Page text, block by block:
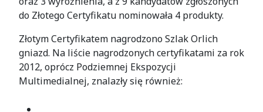
do Złotego Certyfikatu nominowała 4 produkty.
Złotym Certyfikatem nagrodzono Szlak Orlich
gniazd. Na liście nagrodzonych certyfikatami za rok
2012, oprócz Podziemnej Ekspozycji
Multimedialnej, znalazły się również: